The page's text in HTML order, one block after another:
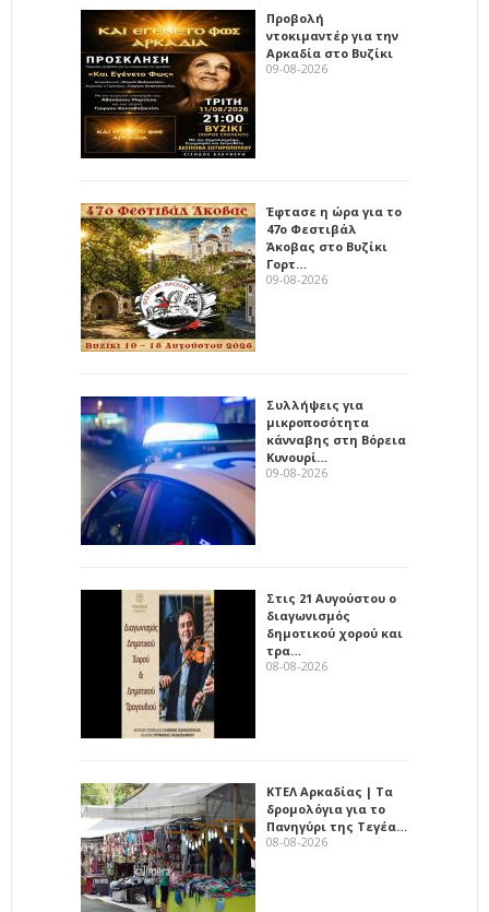
Προβολή
ντοκιμαντέρ για την
Αρκαδία στο Βυζίκι
09-08-2026
Έφτασε η ώρα για το
47ο Φεστιβάλ
Άκοβας στο Βυζίκι
Γορτ…
09-08-2026
Συλλήψεις για
μικροποσότητα
κάνναβης στη Βόρεια
Κυνουρί…
09-08-2026
Στις 21 Αυγούστου ο
διαγωνισμός
δημοτικού χορού και
τρα…
08-08-2026
ΚΤΕΛ Αρκαδίας | Τα
δρομολόγια για το
Πανηγύρι της Τεγέα…
08-08-2026